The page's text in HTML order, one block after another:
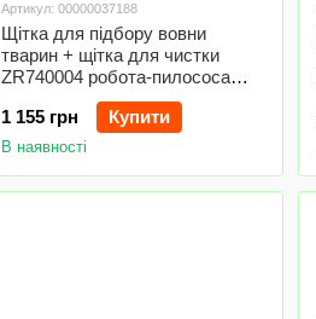
Артикул: 00000037188
Щітка для підбору вовни
тварин + щітка для чистки
ZR740004 робота-пилососа
1 155 грн
Купити
В наявності